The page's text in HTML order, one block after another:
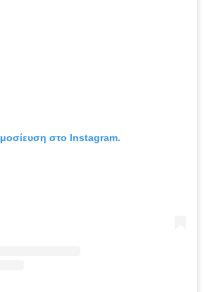
στο Instagram.